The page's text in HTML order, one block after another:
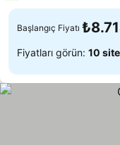
Başlangıç Fiyatı
Fiyatları görün: 10 site